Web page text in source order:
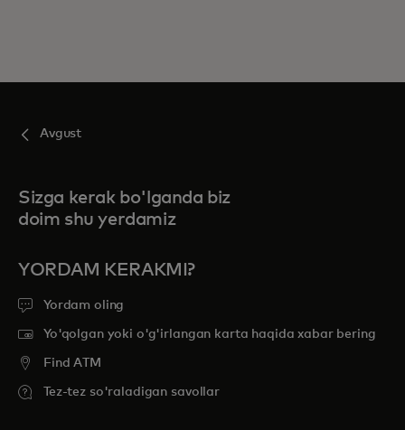
Avgust
Sizga kerak bo'lganda biz
doim shu yerdamiz
YORDAM KERAKMI?
Yordam oling
Yo'qolgan yoki o'g'irlangan karta haqida xabar bering
Find ATM
Tez-tez so'raladigan savollar